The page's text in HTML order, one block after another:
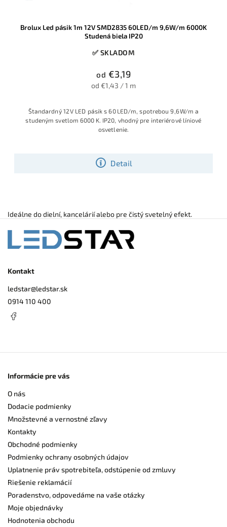
Brolux Led pásik 1m 12V SMD2835 60LED/m 9,6W/m 6000K
Studená biela IP20
✅ SKLADOM
od €3,19
od €1,43 / 1 m
Detail
Štandardný 12 V LED pásik s 60 LED/m, spotrebou 9,6 W/m a
studeným svetlom 6000 K. IP20, vhodný pre interiérové líniové
osvetlenie.
Ideálne do dielní, kancelárií alebo pre čistý svetelný efekt.
Kontakt
ledstar@ledstar.sk
0914 110 400
Informácie pre vás
O nás
Dodacie podmienky
Množstevné a vernostné zľavy
Kontakty
Obchodné podmienky
Podmienky ochrany osobných údajov
Uplatnenie práv spotrebiteľa, odstúpenie od zmluvy
Riešenie reklamácií
Poradenstvo, odpovedáme na vaše otázky
Moje objednávky
Hodnotenia obchodu